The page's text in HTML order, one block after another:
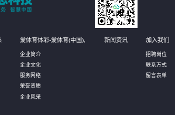
爱体育体彩-爱体育(中国),
企业简介
企业文化
服务网络
荣誉资质
企业风采
新闻资讯 加入我们
招聘岗位
联系方式
留言表单